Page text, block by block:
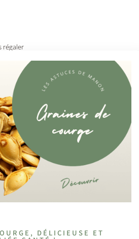
régaler
DÉLICIEUSE ET